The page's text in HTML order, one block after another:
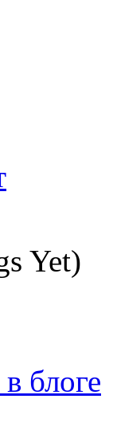
Yet)
блоге